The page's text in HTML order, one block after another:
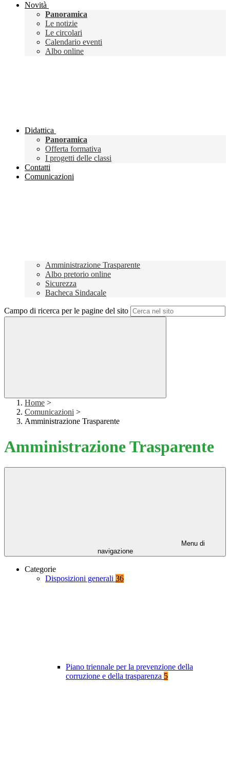
Novità
Panoramica
Le notizie
Le circolari
Calendario eventi
Albo online
Didattica
Panoramica
Offerta formativa
I progetti delle classi
Contatti
Comunicazioni
Amministrazione Trasparente
Albo pretorio online
Sicurezza
Bacheca Sindacale
Campo di ricerca per le pagine del sito
Home >
Comunicazioni >
Amministrazione Trasparente
Amministrazione Trasparente
Menu di
navigazione
Categorie
Disposizioni generali 36
Piano triennale per la prevenzione della
corruzione e della trasparenza 5